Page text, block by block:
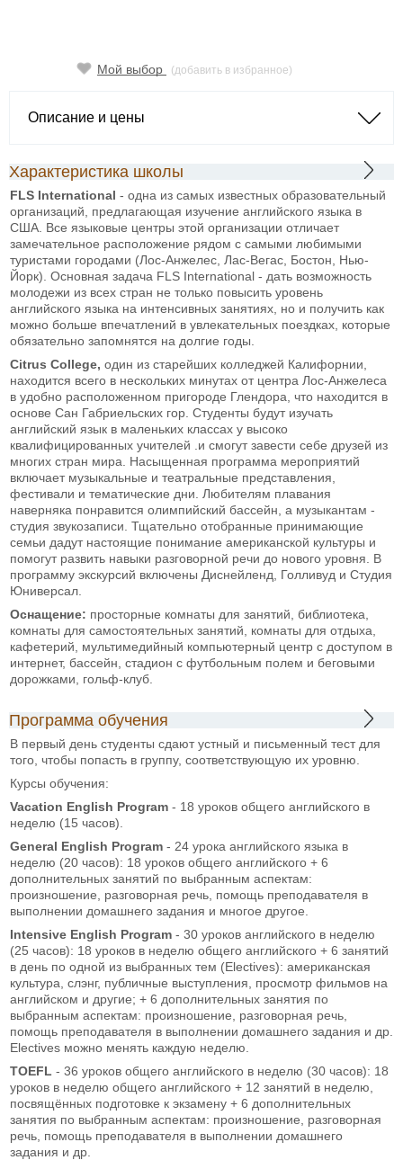
Мой выбор (добавить в избранное)
Описание и цены
Характеристика школы
FLS International - одна из самых известных образовательный
организаций, предлагающая изучение английского языка в
США. Все языковые центры этой организации отличает
замечательное расположение рядом с самыми любимыми
туристами городами (Лос-Анжелес, Лас-Вегас, Бостон, Нью-
Йорк). Основная задача FLS International - дать возможность
молодежи из всех стран не только повысить уровень
английского языка на интенсивных занятиях, но и получить как
можно больше впечатлений в увлекательных поездках, которые
обязательно запомнятся на долгие годы.
Citrus College, один из старейших колледжей Калифорнии,
находится всего в нескольких минутах от центра Лос-Анжелеса
в удобно расположенном пригороде Глендора, что находится в
основе Сан Габриельских гор. Студенты будут изучать
английский язык в маленьких классах у высоко
квалифицированных учителей .и смогут завести себе друзей из
многих стран мира. Насыщенная программа мероприятий
включает музыкальные и театральные представления,
фестивали и тематические дни. Любителям плавания
наверняка понравится олимпийский бассейн, а музыкантам -
студия звукозаписи. Тщательно отобранные принимающие
семьи дадут настоящие понимание американской культуры и
помогут развить навыки разговорной речи до новогo уровня. В
программу экскурсий включены Диснейленд, Голливуд и Студия
Юниверсал.
Оснащение: просторные комнаты для занятий, библиотека,
комнаты для самостоятельных занятий, комнаты для отдыха,
кафетерий, мультимедийный компьютерный центр с доступом в
интернет, бассейн, стадион с футбольным полем и беговыми
дорожками, гольф-клуб.
Программа обучения
В первый день студенты сдают устный и письменный тест для
того, чтобы попасть в группу, соответствующую их уровню.
Курсы обучения:
Vacation English Program - 18 уроков общего английского в
неделю (15 часов).
General English Program - 24 урока английского языка в
неделю (20 часов): 18 уроков общего английского + 6
дополнительных занятий по выбранным аспектам:
произношение, разговорная речь, помощь преподавателя в
выполнении домашнего задания и многое другое.
Intensive English Program - 30 уроков английского в неделю
(25 часов): 18 уроков в неделю общего английского + 6 занятий
в день по одной из выбранных тем (Electives): американская
культура, слэнг, публичные выступления, просмотр фильмов на
английском и другие; + 6 дополнительных занятия по
выбранным аспектам: произношение, разговорная речь,
помощь преподавателя в выполнении домашнего задания и др.
Electives можно менять каждую неделю.
TOEFL - 36 уроков общего английского в неделю (30 часов): 18
уроков в неделю общего английского + 12 занятий в неделю,
посвящённых подготовке к экзамену + 6 дополнительных
занятия по выбранным аспектам: произношение, разговорная
речь, помощь преподавателя в выполнении домашнего
задания и др.